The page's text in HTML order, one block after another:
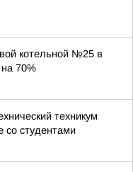
котельной №25 в
70%
техникум
со студентами